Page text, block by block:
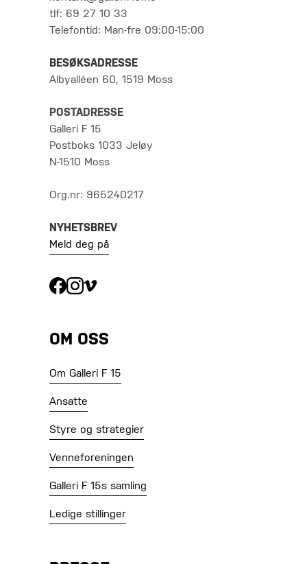
tlf: 69 27 10 33
Telefontid: Man-fre 09:00-15:00
BESØKSADRESSE
Albyalléen 60, 1519 Moss
POSTADRESSE
Galleri F 15
Postboks 1033 Jeløy
N-1510 Moss
Org.nr: 965240217
NYHETSBREV
Meld deg på
OM OSS
Om Galleri F 15
Ansatte
Styre og strategier
Venneforeningen
Galleri F 15s samling
Ledige stillinger